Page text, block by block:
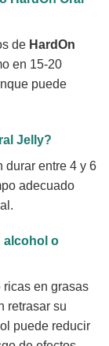
de HardOn
en 15-20
puede
Jelly?
durar entre 4 y 6
adecuado
alcohol o
ricas en grasas
retrasar su
puede reducir